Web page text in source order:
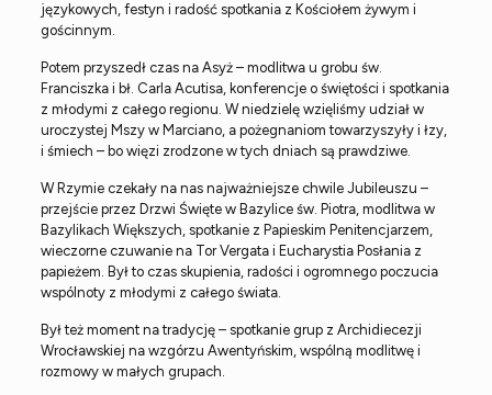
językowych, festyn i radość spotkania z Kościołem żywym i
gościnnym.
Potem przyszedł czas na Asyż – modlitwa u grobu św.
Franciszka i bł. Carla Acutisa, konferencje o świętości i spotkania
z młodymi z całego regionu. W niedzielę wzięliśmy udział w
uroczystej Mszy w Marciano, a pożegnaniom towarzyszyły i łzy,
i śmiech – bo więzi zrodzone w tych dniach są prawdziwe.
W Rzymie czekały na nas najważniejsze chwile Jubileuszu –
przejście przez Drzwi Święte w Bazylice św. Piotra, modlitwa w
Bazylikach Większych, spotkanie z Papieskim Penitencjarzem,
wieczorne czuwanie na Tor Vergata i Eucharystia Posłania z
papieżem. Był to czas skupienia, radości i ogromnego poczucia
wspólnoty z młodymi z całego świata.
Był też moment na tradycję – spotkanie grup z Archidiecezji
Wrocławskiej na wzgórzu Awentyńskim, wspólną modlitwę i
rozmowy w małych grupach.